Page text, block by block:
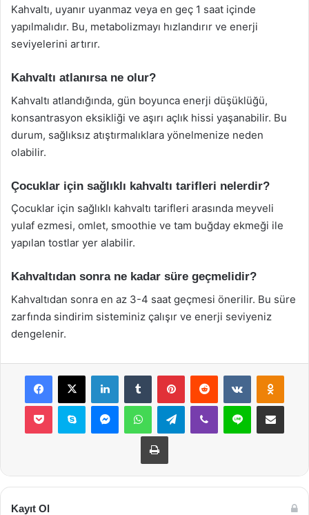
Kahvaltı, uyanır uyanmaz veya en geç 1 saat içinde
yapılmalıdır. Bu, metabolizmayı hızlandırır ve enerji
seviyelerini artırır.
Kahvaltı atlanırsa ne olur?
Kahvaltı atlandığında, gün boyunca enerji düşüklüğü,
konsantrasyon eksikliği ve aşırı açlık hissi yaşanabilir. Bu
durum, sağlıksız atıştırmalıklara yönelmenize neden
olabilir.
Çocuklar için sağlıklı kahvaltı tarifleri nelerdir?
Çocuklar için sağlıklı kahvaltı tarifleri arasında meyveli
yulaf ezmesi, omlet, smoothie ve tam buğday ekmeği ile
yapılan tostlar yer alabilir.
Kahvaltıdan sonra ne kadar süre geçmelidir?
Kahvaltıdan sonra en az 3-4 saat geçmesi önerilir. Bu süre
zarfında sindirim sisteminiz çalışır ve enerji seviyeniz
dengelenir.
Facebook
X LinkedInTumblr PinterestReddit VKontakte
Pocket Skype MessengerWhatsAppTelegramViber Line E-Posta ile
Yazdır
Kayıt Ol